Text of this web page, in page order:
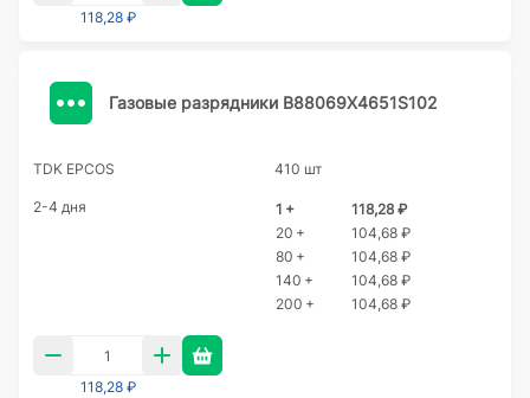
118,28 ₽
Газовые разрядники B88069X4651S102
TDK EPCOS 410 шт
2-4 дня 1 +
118,28 ₽
20 +
104,68 ₽
80 +
104,68 ₽
140 +
104,68 ₽
200 +
104,68 ₽
118,28 ₽